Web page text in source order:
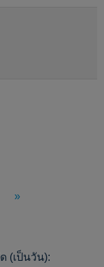
»
(เป็นวัน):